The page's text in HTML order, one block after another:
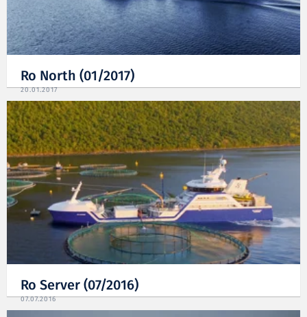
Ro North (01/2017)
20.01.2017
Ro Server (07/2016)
07.07.2016